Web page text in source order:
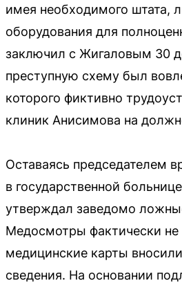
имея необходимого штата,
оборудования для
заключил с Жигаловым 30
преступную схему был
которого фиктивно
клиник Анисимова на
Оставаясь председателем
в государственной
утверждал заведомо
Медосмотры фактически не
медицинские карты
сведения. На основании